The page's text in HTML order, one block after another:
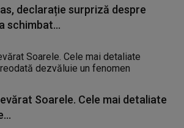
declarație surpriză despre
schimbat...
Soarele. Cele mai detaliate